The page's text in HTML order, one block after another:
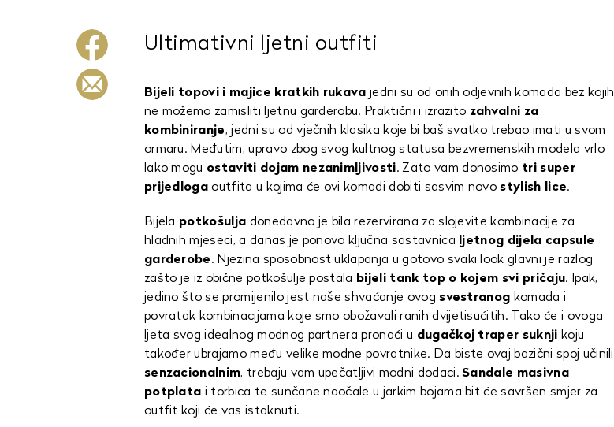
Ultimativni ljetni outfiti
Bijeli topovi i majice kratkih rukava jedni su od onih odjevnih komada bez kojih
ne možemo zamisliti ljetnu garderobu. Praktični i izrazito zahvalni za
kombiniranje, jedni su od vječnih klasika koje bi baš svatko trebao imati u svom
ormaru. Međutim, upravo zbog svog kultnog statusa bezvremenskih modela vrlo
lako mogu ostaviti dojam nezanimljivosti. Zato vam donosimo tri super
prijedloga outfita u kojima će ovi komadi dobiti sasvim novo stylish lice.
Bijela potkošulja donedavno je bila rezervirana za slojevite kombinacije za
hladnih mjeseci, a danas je ponovo ključna sastavnica
ljetnog dijela capsule
garderobe. Njezina sposobnost uklapanja u gotovo svaki look glavni je razlog
zašto je iz obične potkošulje postala bijeli tank top o kojem svi pričaju. Ipak,
jedino što se promijenilo jest naše shvaćanje ovog svestranog komada i
povratak kombinacijama koje smo obožavali ranih dvijetisućitih. Tako će i ovoga
ljeta svog idealnog modnog partnera pronaći u dugačkoj traper suknji koju
također ubrajamo među velike modne povratnike. Da biste ovaj bazični spoj učinili
senzacionalnim, trebaju vam upečatljivi modni dodaci.Sandale masivna
potplata i torbica te sunčane naočale u jarkim bojama bit će savršen smjer za
outfit koji će vas istaknuti.